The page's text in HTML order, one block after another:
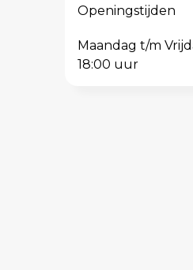
Openingstijden
Maandag t/m
18:00 uur